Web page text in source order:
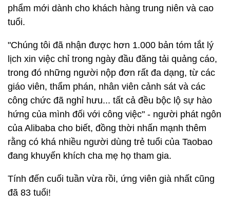
phẩm mới dành cho khách hàng trung niên và cao
tuổi.
"Chúng tôi đã nhận được hơn 1.000 bản tóm tắt lý
lịch xin việc chỉ trong ngày đầu đăng tải quảng cáo,
trong đó những người nộp đơn rất đa dạng, từ các
giáo viên, thẩm phán, nhân viên cảnh sát và các
công chức đã nghỉ hưu... tất cả đều bộc lộ sự hào
hứng của mình đối với công việc" - người phát ngôn
của Alibaba cho biết, đồng thời nhấn mạnh thêm
rằng có khá nhiều người dùng trẻ tuổi của Taobao
đang khuyến khích cha mẹ họ tham gia.
Tính đến cuối tuần vừa rồi, ứng viên già nhất cũng
đã 83 tuổi!